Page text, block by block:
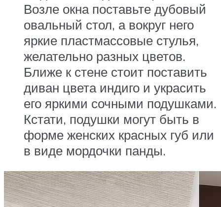
Возле окна поставьте дубовый
овальный стол, а вокруг него
яркие пластмассовые стулья,
желательно разных цветов.
Ближе к стене стоит поставить
диван цвета индиго и украсить
его яркими сочными подушками.
Кстати, подушки могут быть в
форме женских красных губ или
в виде мордочки панды.